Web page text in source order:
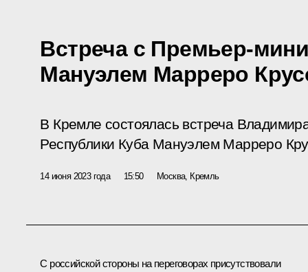
Встреча с Премьер-
Мануэлем Марреро
В Кремле состоялась встреча
Республики Куба Мануэлем Марреро
14 июня 2023 года 15:50 Москва, Кремль
С российской стороны на переговорах присутствовали